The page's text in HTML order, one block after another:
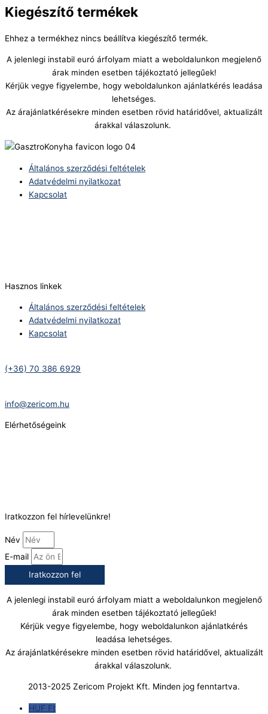
Kiegészítő termékek
Ehhez a termékhez nincs beállítva kiegészítő termék.
A jelenlegi instabil euró árfolyam miatt a weboldalunkon megjelenő
árak minden esetben tájékoztató jellegűek!
Kérjük vegye figyelembe, hogy weboldalunkon ajánlatkérés leadása
lehetséges.
Az árajánlatkérésekre minden esetben rövid határidővel, aktualizált
árakkal válaszolunk.
Általános szerződési feltételek
Adatvédelmi nyilatkozat
Kapcsolat
Hasznos linkek
Általános szerződési feltételek
Adatvédelmi nyilatkozat
Kapcsolat
(+36) 70 386 6929
info@zericom.hu
Elérhetőségeink
Iratkozzon fel hírlevelünkre!
Név
E-mail
Iratkozzon fel
A jelenlegi instabil euró árfolyam miatt a weboldalunkon megjelenő
árak minden esetben tájékoztató jellegűek!
Kérjük vegye figyelembe, hogy weboldalunkon ajánlatkérés
leadása lehetséges.
Az árajánlatkérésekre minden esetben rövid határidővel, aktualizált
árakkal válaszolunk.
2013-2025 Zericom Projekt Kft. Minden jog fenntartva.
HUF Ft